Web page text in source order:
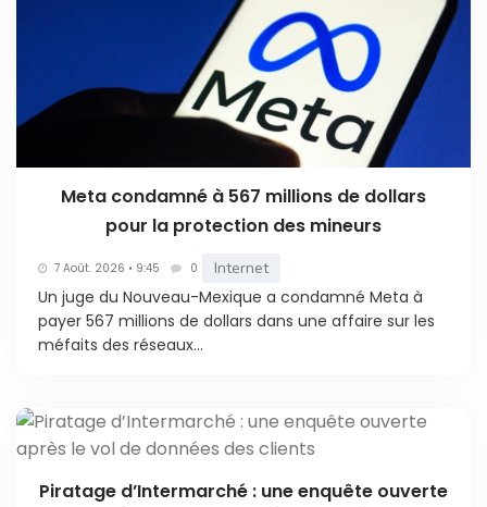
Meta condamné à 567 millions de dollars
pour la protection des mineurs
7 Août. 2026 • 9:45 0 Internet
Un juge du Nouveau-Mexique a condamné Meta à
payer 567 millions de dollars dans une affaire sur les
méfaits des réseaux...
Piratage d’Intermarché : une enquête ouverte